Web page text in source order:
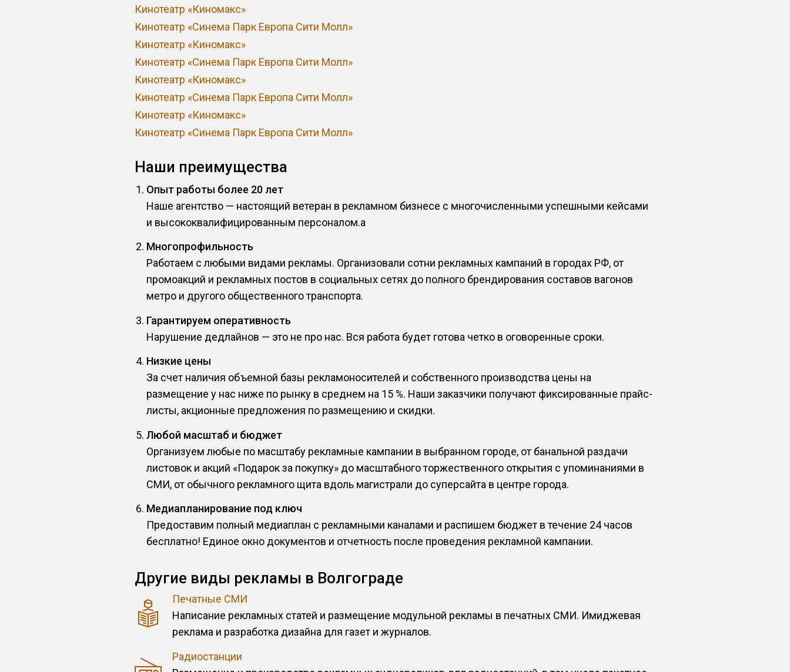
Кинотеатр «Киномакс»
Кинотеатр «Синема Парк Европа Сити Молл»
Кинотеатр «Киномакс»
Кинотеатр «Синема Парк Европа Сити Молл»
Кинотеатр «Киномакс»
Кинотеатр «Синема Парк Европа Сити Молл»
Кинотеатр «Киномакс»
Кинотеатр «Синема Парк Европа Сити Молл»
Наши преимущества
Опыт работы более 20 лет
Наше агентство — настоящий ветеран в рекламном бизнесе с многочисленными успешными кейсами
и высококвалифицированным персоналом.a
Многопрофильность
Работаем с любыми видами рекламы. Организовали сотни рекламных кампаний в городах РФ, от
промоакций и рекламных постов в социальных сетях до полного брендирования составов вагонов
метро и другого общественного транспорта.
Гарантируем оперативность
Нарушение дедлайнов — это не про нас. Вся работа будет готова четко в оговоренные сроки.
Низкие цены
За счет наличия объемной базы рекламоносителей и собственного производства цены на
размещение у нас ниже по рынку в среднем на 15 %. Наши заказчики получают фиксированные прайс-
листы, акционные предложения по размещению и скидки.
Любой масштаб и бюджет
Организуем любые по масштабу рекламные кампании в выбранном городе, от банальной раздачи
листовок и акций «Подарок за покупку» до масштабного торжественного открытия с упоминаниями в
СМИ, от обычного рекламного щита вдоль магистрали до суперсайта в центре города.
Медиапланирование под ключ
Предоставим полный медиаплан с рекламными каналами и распишем бюджет в течение 24 часов
бесплатно! Единое окно документов и отчетность после проведения рекламной кампании.
Другие виды рекламы в Волгограде
Печатные СМИ
Написание рекламных статей и размещение модульной рекламы в печатных СМИ. Имиджевая
реклама и разработка дизайна для газет и журналов.
Радиостанции